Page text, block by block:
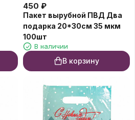
450 ₽
Пакет вырубной ПВД Два
подарка 20*30см 35 мкм
100шт
В наличии
В корзину